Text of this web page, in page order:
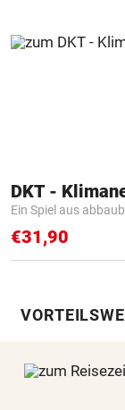
Ein Spiel aus
€31,90